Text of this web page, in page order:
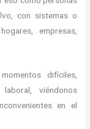
con sistemas o
empresas,
difíciles,
viéndonos
en el